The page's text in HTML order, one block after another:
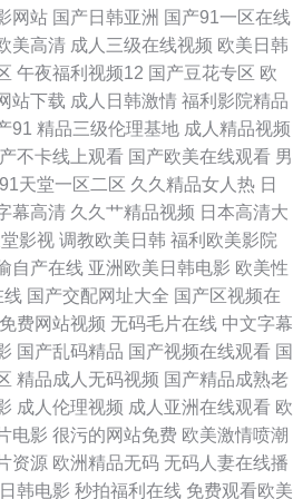
网站 国产日韩亚洲 国产91一区在线
美高清 成人三级在线视频 欧美日韩
午夜福利视频12 国产豆花专区 欧
站下载 成人日韩激情 福利影院精品
91 精品三级伦理基地 成人精品视频
不卡线上观看 国产欧美在线观看 男
91天堂一区二区 久久精品女人热 日
幕高清 久久艹精品视频 日本高清大
影视 调教欧美日韩 福利欧美影院
自产在线 亚洲欧美日韩电影 欧美性
线 国产交配网址大全 国产区视频在
费网站视频 无码毛片在线 中文字幕
国产乱码精品 国产视频在线观看 国
精品成人无码视频 国产精品成熟老
成人伦理视频 成人亚洲在线观看 欧
电影 很污的网站免费 欧美激情喷潮
资源 欧洲精品无码 无码人妻在线播
韩电影 秒拍福利在线 免费观看欧美